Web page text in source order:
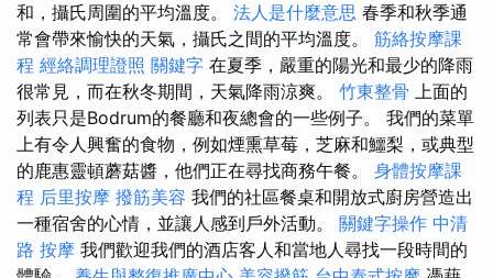
和，攝氏周圍的平均溫度。 法人是什麼意思 春季和秋季通
常會帶來愉快的天氣，攝氏之間的平均溫度。 筋絡按摩課
程 經絡調理證照 關鍵字 在夏季，嚴重的陽光和最少的降雨
很常見，而在秋冬期間，天氣降雨涼爽。 竹東整骨 上面的
列表只是Bodrum的餐廳和夜總會的一些例子。 我們的菜單
上有令人興奮的食物，例如煙熏草莓，芝麻和鱷梨，或典型
的鹿惠靈頓蘑菇醬，他們正在尋找商務午餐。 身體按摩課
程 后里按摩 撥筋美容 我們的社區餐桌和開放式廚房營造出
一種宿舍的心情，並讓人感到戶外活動。 關鍵字操作 中清
路 按摩 我們歡迎我們的酒店客人和當地人尋找一段時間的